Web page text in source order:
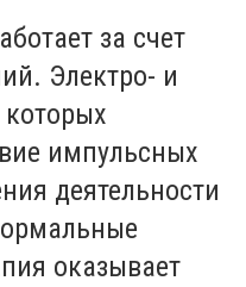
за счет
Электро- и
импульсных
деятельности
оказывает